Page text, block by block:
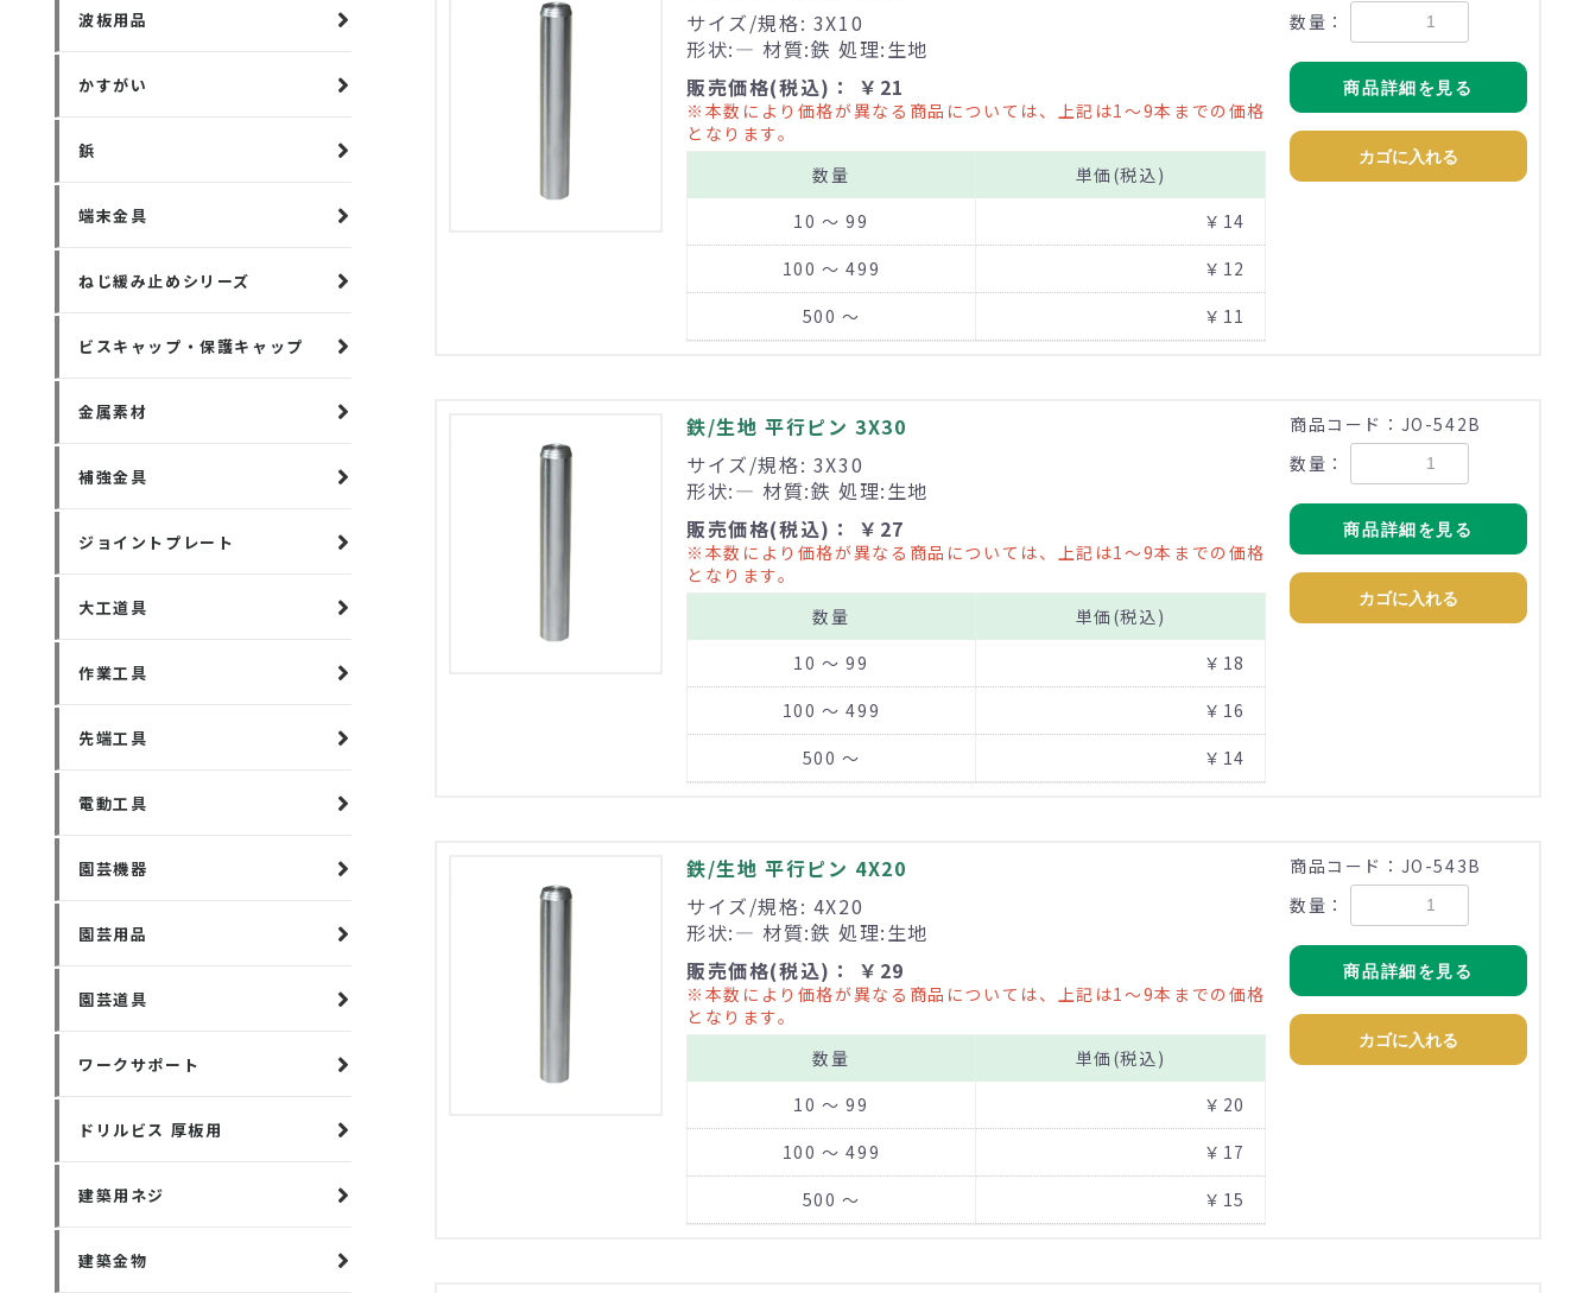
波板用品
かすがい
鋲
端末金具
ねじ緩み止めシリーズ
ビスキャップ・保護キャップ
金属素材
補強金具
ジョイントプレート
大工道具
作業工具
先端工具
電動工具
園芸機器
園芸用品
園芸道具
ワークサポート
ドリルビス 厚板用
建築用ネジ
建築金物
サイズ/規格: 3X10
形状:― 材質:鉄 処理:生地
販売価格(税込)： ￥21
※本数により価格が異なる商品については、上記は1～9本までの価格
となります。
数量
単価(税込)
10 ～ 99
￥14
100 ～ 499
￥12
500 ～
￥11
数量：
商品詳細を見る
カゴに入れる
鉄/生地 平行ピン 3X30
サイズ/規格: 3X30
形状:― 材質:鉄 処理:生地
販売価格(税込)： ￥27
※本数により価格が異なる商品については、上記は1～9本までの価格
となります。
数量
単価(税込)
10 ～ 99
￥18
100 ～ 499
￥16
500 ～
￥14
商品コード：JO-542B
数量：
商品詳細を見る
カゴに入れる
鉄/生地 平行ピン 4X20
サイズ/規格: 4X20
形状:― 材質:鉄 処理:生地
販売価格(税込)： ￥29
※本数により価格が異なる商品については、上記は1～9本までの価格
となります。
数量
単価(税込)
10 ～ 99
￥20
100 ～ 499
￥17
500 ～
￥15
商品コード：JO-543B
数量：
商品詳細を見る
カゴに入れる